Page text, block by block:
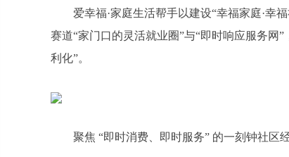
爱幸福·家庭生活帮手以建设“幸福家庭·幸
赛道“家门口的灵活就业圈”与“即时响应服务网
利化”。
聚焦 “即时消费、即时服务” 的一刻钟社区